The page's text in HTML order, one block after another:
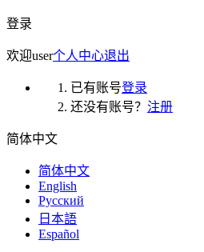
登录
欢迎user个人中心退出
已有账号登录
还没有账号？ 注册
简体中文
简体中文
English
Русский
日本語
Español